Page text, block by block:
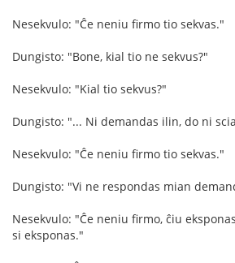
Nesekvulo: "Ĉe neniu firmo tio sekvas."
Dungisto: "Bone, kial tio ne sekvus?"
Nesekvulo: "Kial tio sekvus?"
Dungisto: "... Ni demandas ilin, do ni
Nesekvulo: "Ĉe neniu firmo tio sekvas."
Dungisto: "Vi ne respondas mian
Nesekvulo: "Ĉe neniu firmo, ĉiu
si eksponas."